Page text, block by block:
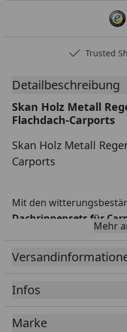
Trusted
Detailbeschreibung
Skan Holz Metall
Flachdach-Carports
Skan Holz Metall
Carports
Mit den
Dachrinnensets für
punktgenaue
inkl. Metallrinnen in
Fallrohr,
Verkleben der
Mehr
Infos
Marke